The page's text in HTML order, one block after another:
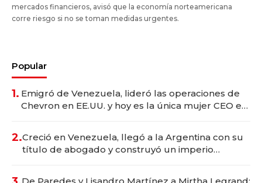
mercados financieros, avisó que la economía norteamericana
corre riesgo si no se toman medidas urgentes.
Popular
1. Emigró de Venezuela, lideró las operaciones de
Chevron en EE.UU. y hoy es la única mujer CEO en
2.Creció en Venezuela, llegó a la Argentina con su
título de abogado y construyó un imperio
De Paredes y Lisandro Martínez a Mirtha Legrand: